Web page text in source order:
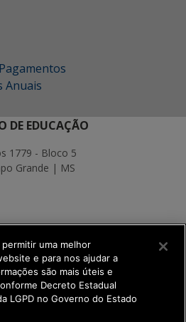
Anuais
DE EDUCAÇÃO
1779 - Bloco 5
Grande | MS
uma melhor
e para nos ajudar a
são mais úteis e
Decreto Estadual
LGPD no Governo do Estado